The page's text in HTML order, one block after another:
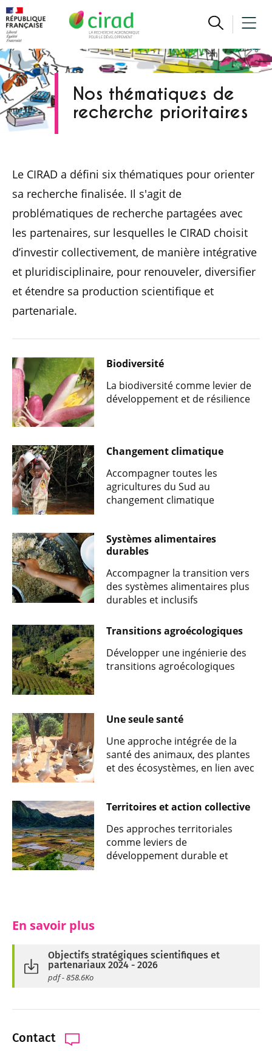
Nos thématiques de
recherche prioritaires
En savoir plus
Objectifs stratégiques scientifiques et
partenariaux 2024 - 2026
pdf - 858.6Ko
Contact
Le CIRAD a défini six thématiques pour orienter
sa recherche finalisée. Il s'agit de
problématiques de recherche partagées avec
les partenaires, sur lesquelles le CIRAD choisit
d’investir collectivement, de manière intégrative
et pluridisciplinaire, pour renouveler, diversifier
et étendre sa production scientifique et
partenariale.
Biodiversité
La biodiversité comme levier de
développement et de résilience
Changement climatique
Accompagner toutes les
agricultures du Sud au
changement climatique
Systèmes alimentaires
durables
Accompagner la transition vers
des systèmes alimentaires plus
durables et inclusifs
Transitions agroécologiques
Développer une ingénierie des
transitions agroécologiques
Une seule santé
Une approche intégrée de la
santé des animaux, des plantes
et des écosystèmes, en lien avec
Territoires et action collective
Des approches territoriales
comme leviers de
développement durable et